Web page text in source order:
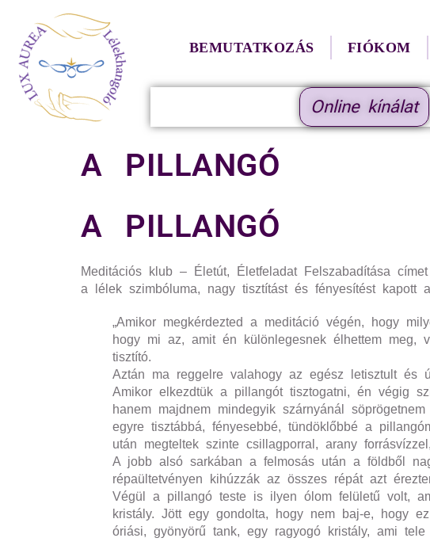
BEMUTATKOZÁS FIÓKOM
Online kínálat
A PILLANGÓ
A PILLANGÓ
Meditációs klub – Életút, Életfeladat Felszabadítása
a lélek szimbóluma, nagy tisztítást és fényesítést kapott
„Amikor megkérdezted a meditáció végén, hogy
hogy mi az, amit én különlegesnek élhettem meg,
tisztító.
Aztán ma reggelre valahogy az egész letisztult és
Amikor elkezdtük a pillangót tisztogatni, én végig
hanem majdnem mindegyik szárnyánál
egyre tisztábbá, fényesebbé, tündöklőbbé a
után megteltek szinte csillagporral, arany
A jobb alsó sarkában a felmosás után a földből
répaültetvényen kihúzzák az összes répát azt
Végül a pillangó teste is ilyen ólom felületű volt,
kristály. Jött egy gondolta, hogy nem baj-e, hogy
óriási, gyönyörű tank, egy ragyogó kristály, ami